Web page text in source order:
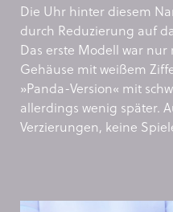
Die Uhr hinter diesem
durch Reduzierung auf
Das erste Modell war
Gehäuse mit weißem
»Panda-Version« mit
allerdings wenig später.
Verzierungen, keine